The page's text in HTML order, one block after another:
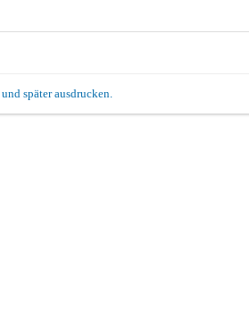
später ausdrucken.